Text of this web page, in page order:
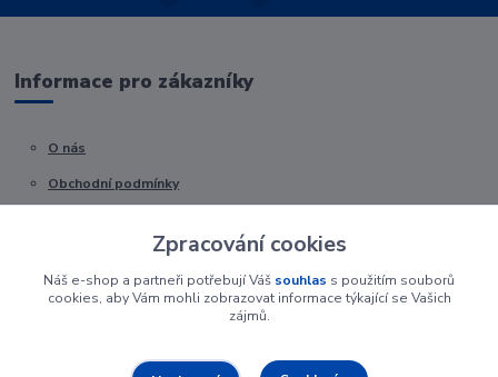
Informace pro zákazníky
O nás
Obchodní podmínky
Zpracování cookies
Náš e-shop a partneři potřebují Váš souhlas s použitím souborů
cookies, aby Vám mohli zobrazovat informace týkající se Vašich
zájmů.